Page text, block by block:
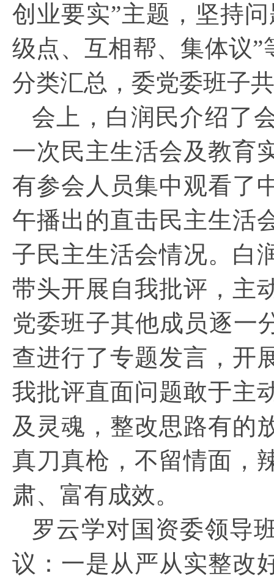
创业要实”主题，坚持
级点、互相帮、集体议
分类汇总，委党委班子
会上，白润民介绍了
一次民主生活会及教育
有参会人员集中观看了
午播出的直击民主生活
子民主生活会情况。白
带头开展自我批评，主
党委班子其他成员逐一
查进行了专题发言，开
我批评直面问题敢于主
及灵魂，整改思路有的
真刀真枪，不留情面，
肃、富有成效。
罗云学对 国资委领导
议：一是从严从实整改